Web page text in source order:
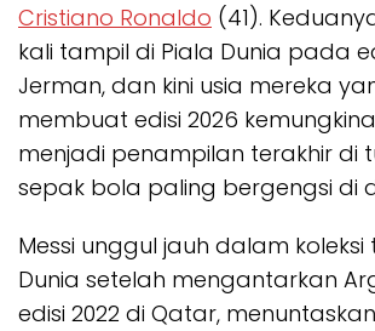
Cristiano Ronaldo (41).
kali tampil di Piala Dunia pada
Jerman, dan kini usia mereka
membuat edisi 2026
menjadi penampilan terakhir di
sepak bola paling bergengsi di
Messi unggul jauh dalam koleksi
Dunia setelah mengantarkan
edisi 2022 di Qatar,